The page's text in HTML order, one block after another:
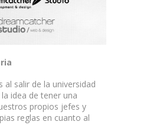
al salir de la universidad
idea de tener una
propios jefes y
reglas en cuanto al